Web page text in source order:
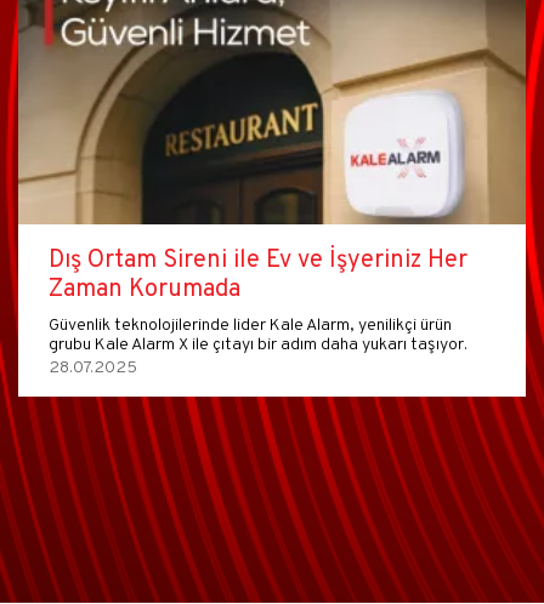
Dış Ortam Sireni ile Ev ve İşyeriniz Her
Zaman Korumada
Güvenlik teknolojilerinde lider Kale Alarm, yenilikçi ürün
grubu Kale Alarm X ile çıtayı bir adım daha yukarı taşıyor.
28.07.2025